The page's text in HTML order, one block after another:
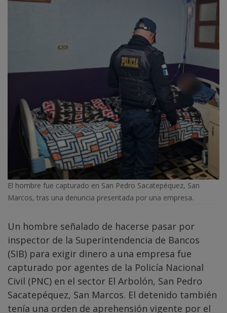
El hombre fue capturado en San Pedro Sacatepéquez, San
Marcos, tras una denuncia presentada por una empresa.
Un hombre señalado de hacerse pasar por
inspector de la Superintendencia de Bancos
(SIB) para exigir dinero a una empresa fue
capturado por agentes de la Policía Nacional
Civil (PNC) en el sector El Arbolón, San Pedro
Sacatepéquez, San Marcos. El detenido también
tenía una orden de aprehensión vigente por el